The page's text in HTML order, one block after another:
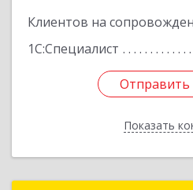
Клиентов на
1С:Специалист
Отправить
Показать
Отправить
Назад